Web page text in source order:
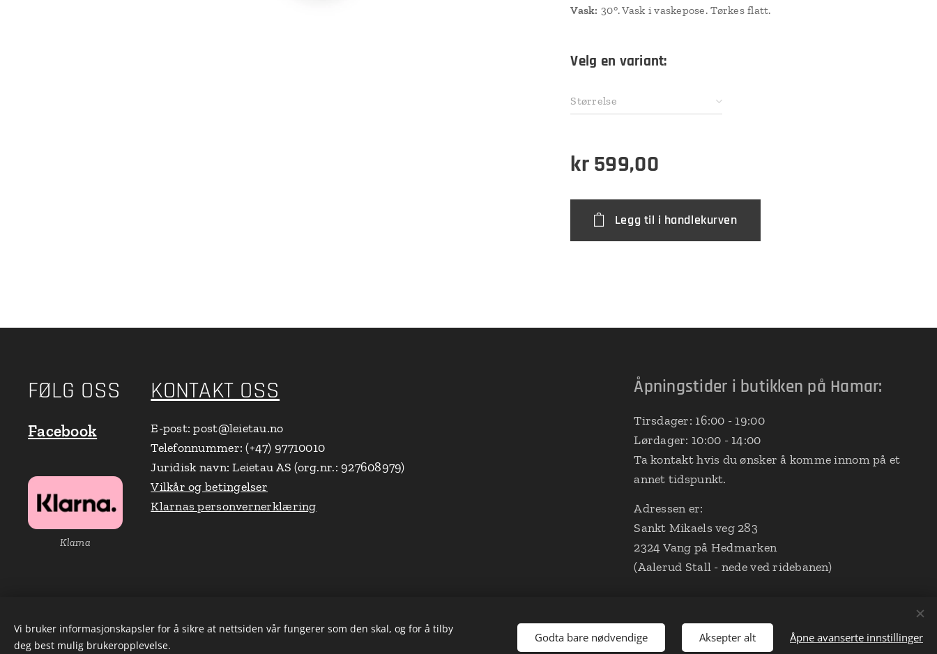
Vask: 30°. Vask i vaskepose. Tørkes flatt.
Velg en variant:
Størrelse
kr599,00
Legg til i handlekurven
FØLG OSS
Facebook
Klarna
KONTAKT OSS
E-post: post@leietau.no
Telefonnummer: (+47) 97710010
Juridisk navn: Leietau AS (org.nr.: 927608979)
Vilkår og betingelser
Klarnas personvernerklæring
Åpningstider i butikken på Hamar:
Tirsdager: 16:00 - 19:00
Lørdager: 10:00 - 14:00
Ta kontakt hvis du ønsker å komme innom på et
annet tidspunkt.
Adressen er:
Sankt Mikaels veg 283
2324 Vang på Hedmarken
(Aalerud Stall - nede ved ridebanen)
Vi bruker informasjonskapsler for å sikre at nettsiden vår fungerer som den skal, og for å tilby
deg best mulig brukeropplevelse.
Godta bare nødvendige Aksepter alt Åpne avanserte innstillinger